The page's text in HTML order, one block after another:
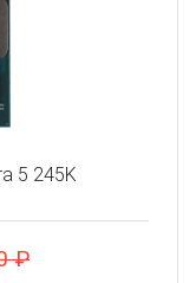
5 245K
₽